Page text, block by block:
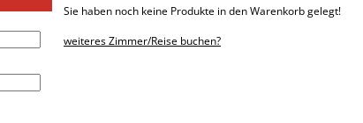
Sie haben noch keine Produkte in den Warenkorb gelegt!
weiteres Zimmer/Reise buchen?